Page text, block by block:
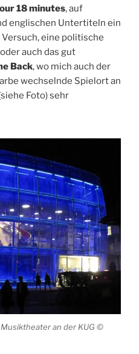
18 minutes, auf
englischen Untertiteln ein
eine politische
auch das gut
Back, wo mich auch der
wechselnde Spielort an
Foto) sehr
an der KUG ©